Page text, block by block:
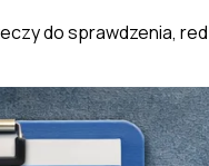
do sprawdzenia,